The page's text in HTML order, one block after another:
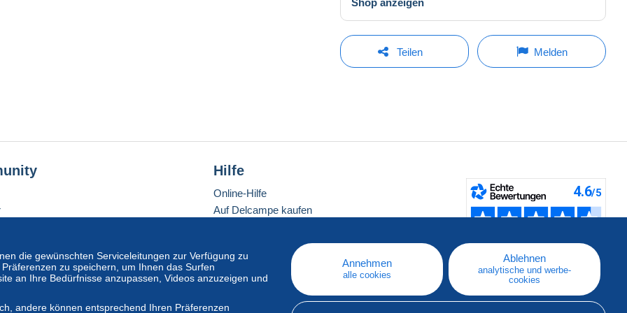
Teilen Melden
die gewünschten Serviceleitungen zur Verfügung zu
zu speichern, um Ihnen das Surfen
an Ihre Bedürfnisse anzupassen, Videos anzuzeigen und
andere können entsprechend Ihren Präferenzen
Annehmen
alle cookies
Ablehnen
analytische und werbe-
cookies
Hilfe
Online-Hilfe
Auf Delcampe kaufen
Eine sichere Website